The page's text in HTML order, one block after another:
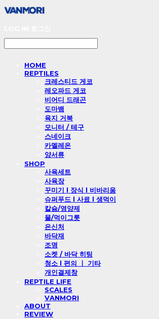
HOME
REPTILES
크레스티드 게코
레오파드 게코
비어디 드래곤
도마뱀
육지 거북
모니터 / 테구
스네이크
카멜레온
양서류
SHOP
사육세트
사육장
꾸미기 l 장식 l 비바리움
슈퍼푸드 l 사료 l 생먹이
칼슘/영양제
물/먹이그릇
은신처
바닥재
조명
소켓 / 바닥 히팅
청소 l 편의 ㅣ 기타
개인결제창
REPTILE LIFE
SCALES
VANMORI
ABOUT
REVIEW